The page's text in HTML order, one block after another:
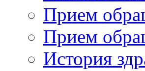
Прием
Прием
История